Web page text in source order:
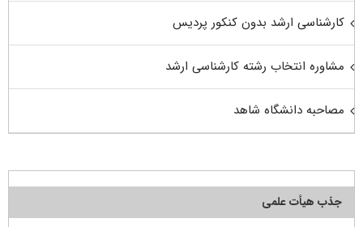
کارشناسی ارشد بدون کنکور پردیس
مشاوره انتخاب رشته کارشناسی ارشد
مصاحبه دانشگاه شاهد
جذب هیأت علمی